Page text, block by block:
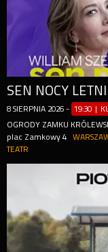
SEN NOCY
8 SIERPNIA 2026 - 19:30 |
OGRODY ZAMKU
plac Zamkowy 4
TEATR